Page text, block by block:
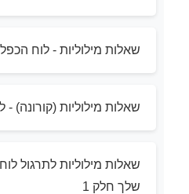
שאלות מילוליות - לוח הכפל
שאלות מילוליות (קורונה) -
שאלות מילוליות לתרגול
שלך חלק 1